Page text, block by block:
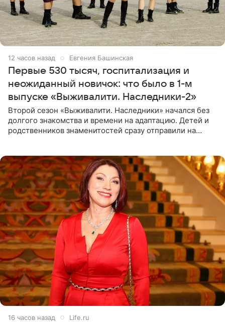
12 часов назад Евгения Башинская
Первые 530 тысяч, госпитализация и
неожиданный новичок: что было в 1-м
выпуске «Выживалити. Наследники-2»
Второй сезон «Выживалити. Наследники» начался без
долгого знакомства и времени на адаптацию. Детей и
родственников знаменитостей сразу отправили на
16 часов назад Life.ru